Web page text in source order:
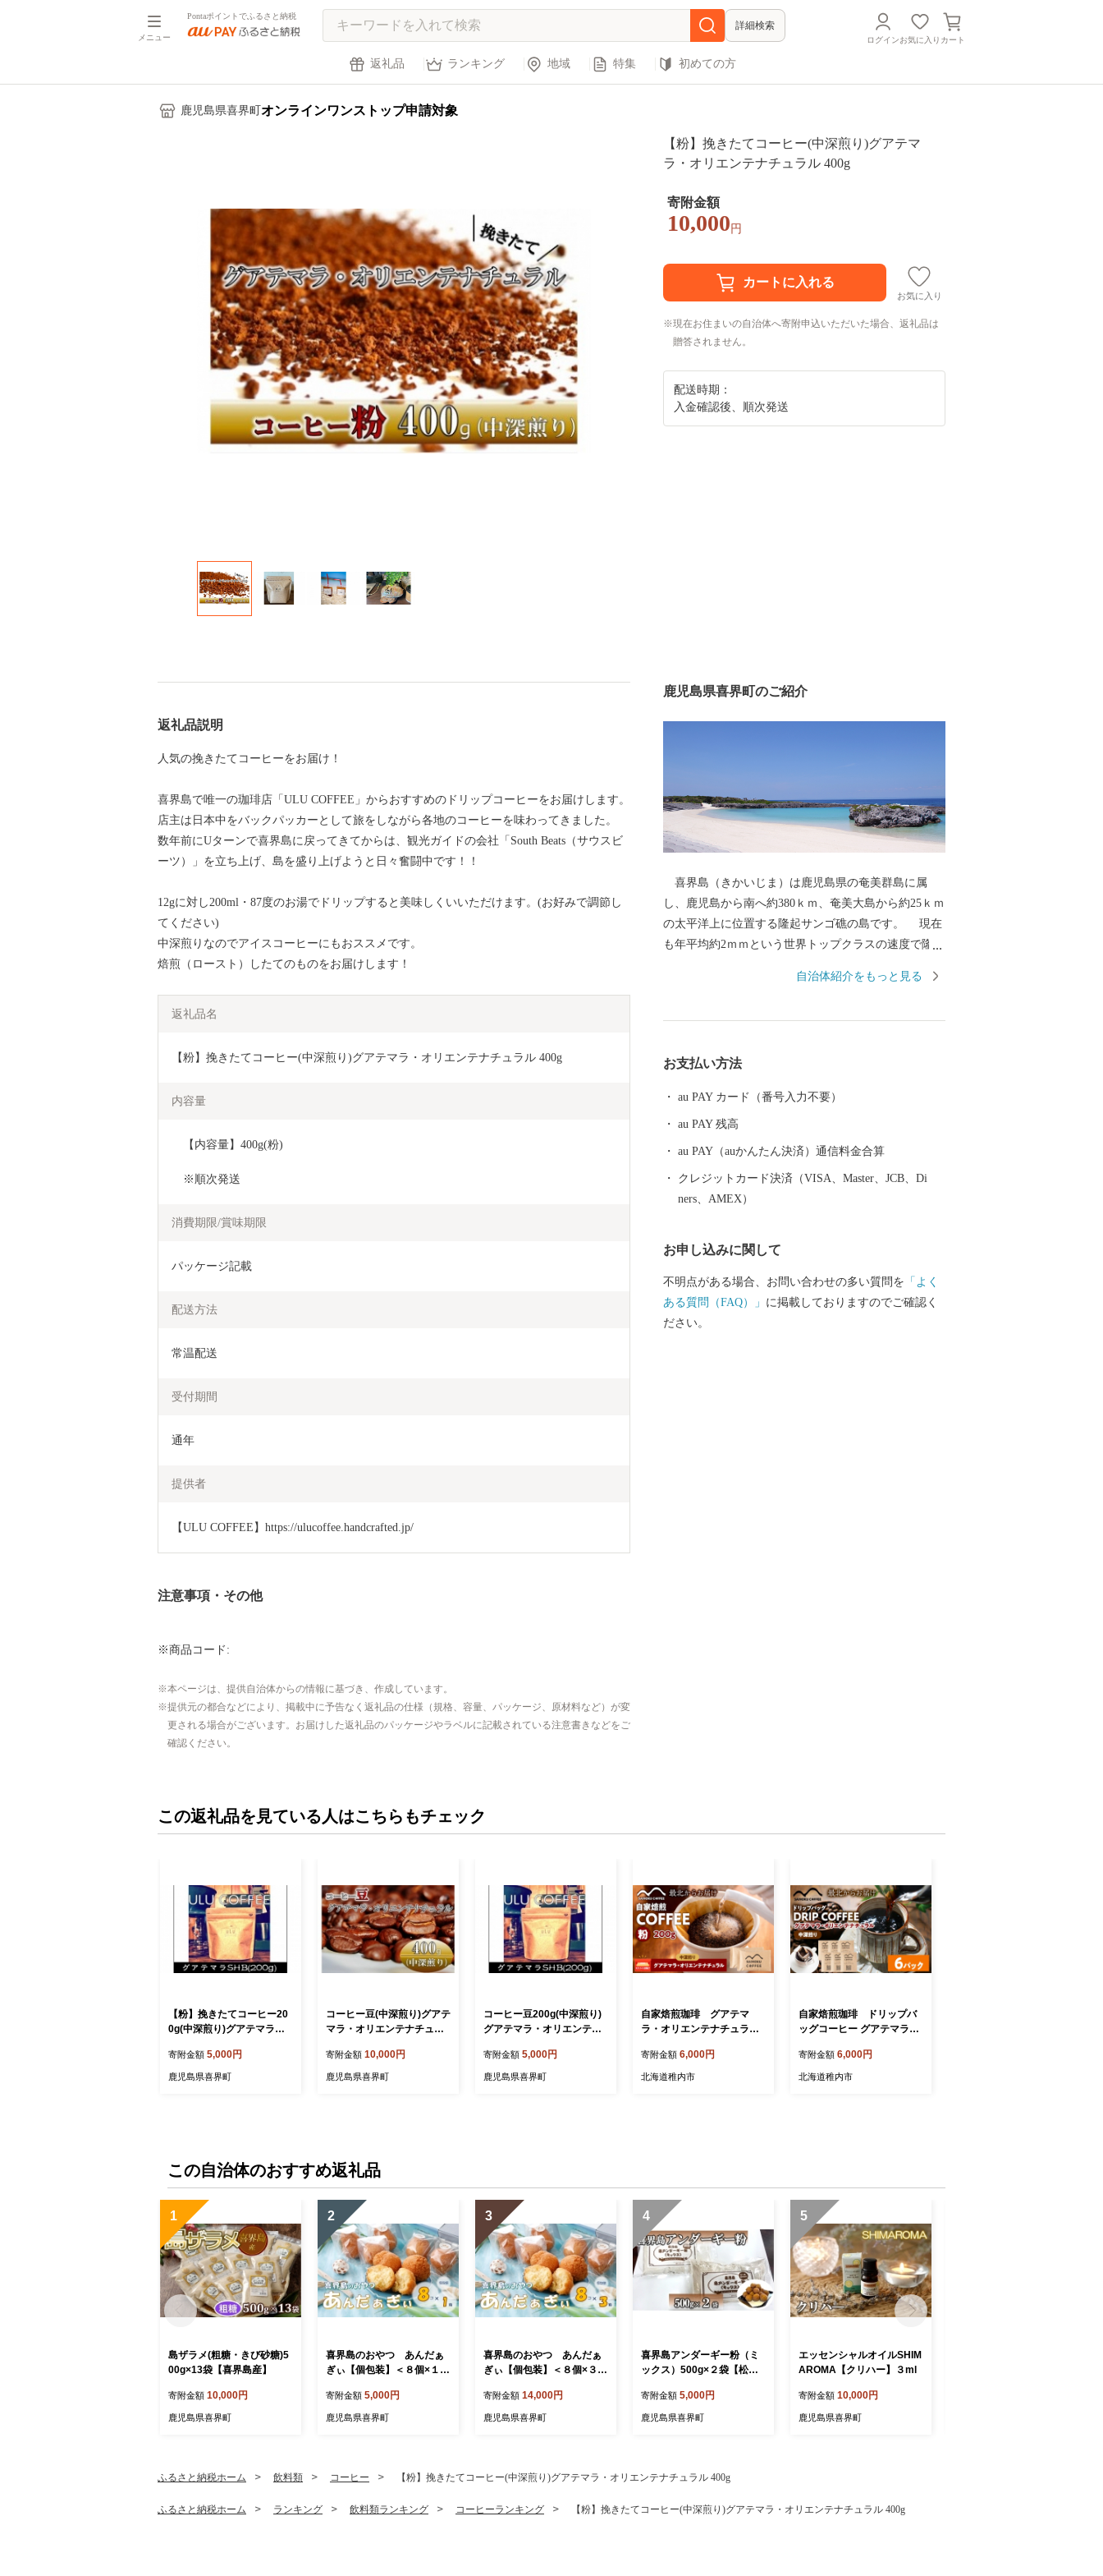
メニュー
Pontaポイントでふるさと納税
詳細検索
ログインお気に入り カート
返礼品 ランキング 地域 特集 初めての方
鹿児島県喜界町 オンラインワンストップ申請対象
【粉】挽きたてコーヒー(中深煎り)グアテマ
ラ・オリエンテナチュラル 400g
寄附金額
10,000 円
お気に入り
現在お住まいの自治体へ寄附申込いただいた場合、返礼品は
贈答されません。
配送時期：
入金確認後、順次発送
返礼品説明
人気の挽きたてコーヒーをお届け！
喜界島で唯一の珈琲店「ULU COFFEE」からおすすめのドリップコーヒーをお届けします。
店主は日本中をバックパッカーとして旅をしながら各地のコーヒーを味わってきました。
数年前にUターンで喜界島に戻ってきてからは、観光ガイドの会社「South Beats（サウスビ
ーツ）」を立ち上げ、島を盛り上げようと日々奮闘中です！！
12gに対し200ml・87度のお湯でドリップすると美味しくいいただけます。(お好みで調節し
てください)
中深煎りなのでアイスコーヒーにもおススメです。
焙煎（ロースト）したてのものをお届けします！
返礼品名
【粉】挽きたてコーヒー(中深煎り)グアテマラ・オリエンテナチュラル 400g
内容量
【内容量】400g(粉)
※順次発送
消費期限/賞味期限
パッケージ記載
配送方法
常温配送
受付期間
通年
提供者
【ULU COFFEE】https://ulucoffee.handcrafted.jp/
注意事項・その他
※商品コード:
本ページは、提供自治体からの情報に基づき、作成しています。
提供元の都合などにより、掲載中に予告なく返礼品の仕様（規格、容量、パッケージ、原材料など）が変
更される場合がございます。お届けした返礼品のパッケージやラベルに記載されている注意書きなどをご
確認ください。
鹿児島県喜界町のご紹介
喜界島（きかいじま）は鹿児島県の奄美群島に属
し、鹿児島から南へ約380ｋｍ、奄美大島から約25ｋｍ
の太平洋上に位置する隆起サンゴ礁の島です。 現在
も年平均約2ｍｍという世界トップクラスの速度で隆起
には段丘が広がり一番高いところでも標高は211ｍしか
なく、平坦な島といえます。主な産業はサトウキビを
シェアを誇ります。
自治体紹介をもっと見る
お支払い方法
au PAY カード（番号入力不要）
au PAY 残高
au PAY（auかんたん決済）通信料金合算
クレジットカード決済（VISA、Master、JCB、Di
ners、AMEX）
お申し込みに関して
不明点がある場合、お問い合わせの多い質問を 「よく
ある質問（FAQ）」 に掲載しておりますのでご確認く
ださい。
この返礼品を見ている人はこちらもチェック
【粉】挽きたてコーヒー20
0g(中深煎り)グアテマラ・
寄附金額 5,000円
鹿児島県喜界町
コーヒー豆(中深煎り)グアテ
マラ・オリエンテナチュラ
寄附金額 10,000円
鹿児島県喜界町
コーヒー豆200g(中深煎り)
グアテマラ・オリエンテナ
寄附金額 5,000円
鹿児島県喜界町
自家焙煎珈琲 グアテマ
ラ・オリエンテナチュラル
寄附金額 6,000円
北海道稚内市
自家焙煎珈琲 ドリップバ
ッグコーヒー グアテマラ・
《中深煎り》
寄附金額 6,000円
北海道稚内市
この自治体のおすすめ返礼品
1
島ザラメ(粗糖・きび砂糖)5
00g×13袋【喜界島産】
寄附金額 10,000円
鹿児島県喜界町
2
喜界島のおやつ あんだぁ
ぎぃ【個包装】＜８個×１箱
寄附金額 5,000円
鹿児島県喜界町
3
喜界島のおやつ あんだぁ
ぎぃ【個包装】＜８個×３箱
寄附金額 14,000円
鹿児島県喜界町
4
喜界島アンダーギー粉（ミ
ックス）500g×２袋【松村
寄附金額 5,000円
鹿児島県喜界町
5
エッセンシャルオイルSHIM
AROMA【クリハー】３ml
寄附金額 10,000円
鹿児島県喜界町
ふるさと納税ホーム 飲料類 コーヒー 【粉】挽きたてコーヒー(中深煎り)グアテマラ・オリエンテナチュラル 400g
ふるさと納税ホーム ランキング 飲料類ランキング コーヒーランキング 【粉】挽きたてコーヒー(中深煎り)グアテマラ・オリエンテナチュラル 400g